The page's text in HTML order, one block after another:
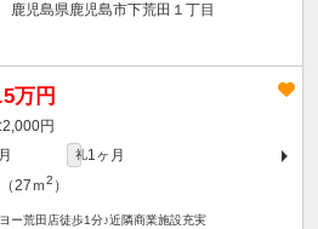
鹿児島県鹿児島市下荒田１丁目
万円
2,000円
礼1ヶ月
27ｍ2 ）
ー荒田店徒歩1分♪近隣商業施設充実